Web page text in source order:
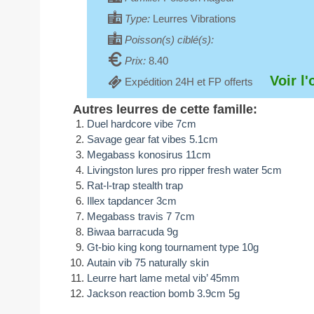
Type: Leurres Vibrations
Poisson(s) ciblé(s):
Prix: 8.40
Expédition 24H et FP offerts
Voir
Autres leurres de cette famille:
Duel hardcore vibe 7cm
Savage gear fat vibes 5.1cm
Megabass konosirus 11cm
Livingston lures pro ripper fresh water 5cm
Rat-l-trap stealth trap
Illex tapdancer 3cm
Megabass travis 7 7cm
Biwaa barracuda 9g
Gt-bio king kong tournament type 10g
Autain vib 75 naturally skin
Leurre hart lame metal vib’ 45mm
Jackson reaction bomb 3.9cm 5g